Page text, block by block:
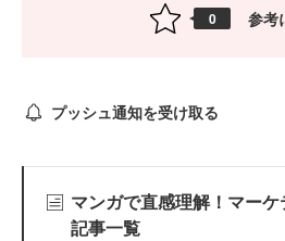
0 参考
プッシュ通知を受け取る
マンガで直感理解！マー
記事一覧